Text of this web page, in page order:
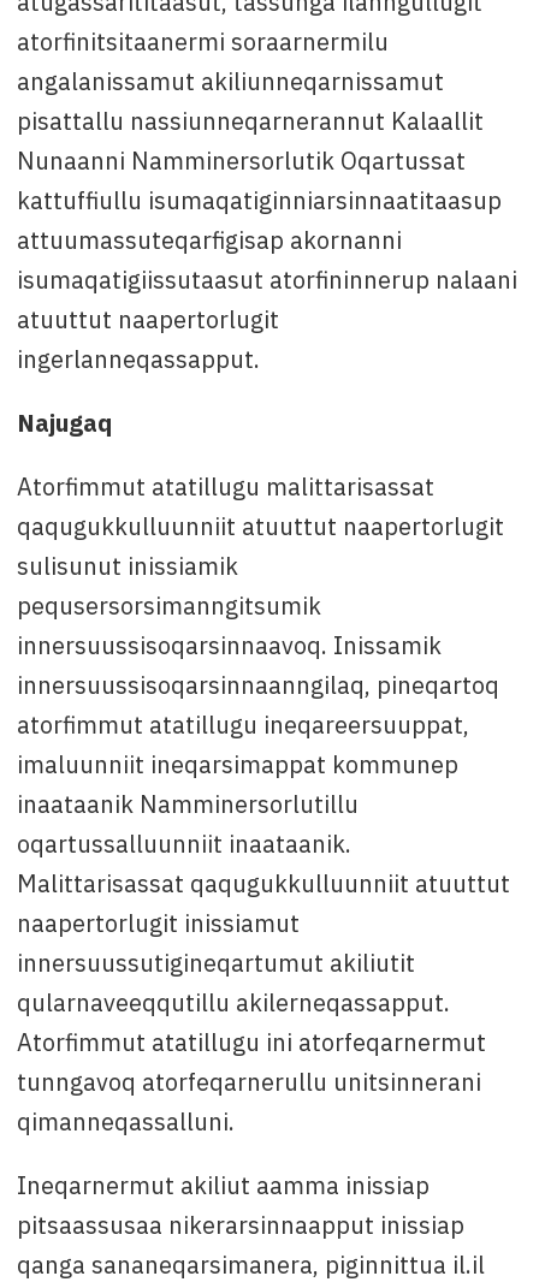
atorfinitsitaanermi soraarnermilu
angalanissamut akiliunneqarnissamut
pisattallu nassiunneqarnerannut Kalaallit
Nunaanni Namminersorlutik Oqartussat
kattuffiullu isumaqatiginniarsinnaatitaasup
attuumassuteqarfigisap akornanni
isumaqatigiissutaasut atorfininnerup nalaani
atuuttut naapertorlugit
ingerlanneqassapput.
Najugaq
Atorfimmut atatillugu malittarisassat
qaqugukkulluunniit atuuttut naapertorlugit
sulisunut inissiamik
pequsersorsimanngitsumik
innersuussisoqarsinnaavoq. Inissamik
innersuussisoqarsinnaanngilaq, pineqartoq
atorfimmut atatillugu ineqareersuuppat,
imaluunniit ineqarsimappat kommunep
inaataanik Namminersorlutillu
oqartussalluunniit inaataanik.
Malittarisassat qaqugukkulluunniit atuuttut
naapertorlugit inissiamut
innersuussutigineqartumut akiliutit
qularnaveeqqutillu akilerneqassapput.
Atorfimmut atatillugu ini atorfeqarnermut
tunngavoq atorfeqarnerullu unitsinnerani
qimanneqassalluni.
Ineqarnermut akiliut aamma inissiap
pitsaassusaa nikerarsinnaapput inissiap
qanga sananeqarsimanera, piginnittua il.il